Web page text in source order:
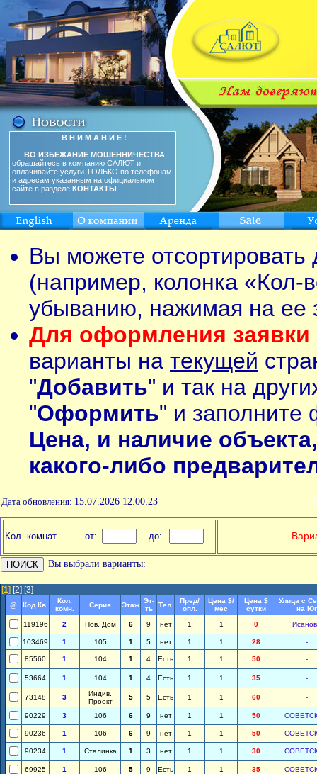
В Н И М А Н И Е !
ВО ИЗБЕЖАНИЕ МОШЕННИЧЕСТВА
обращайтесь в компанию САЛЮТ и
оплачивайте услуги ТОЛЬКО по телефонам
и адресам указанным на официальном
сайте в разделе КОНТАКТЫ
Вы можете
(например, колонка «Кол-
убыванию, нажимая на ее
Для оформления заявки
варианты на текущей
"Добавить" и так на
"Оформить" и заполните
Цена, и наличие
какого-либо
Дата обновления: 15.07.2026 12:00:23
Кол. комнат от: до:
Вы выбрали варианты:
[1] [2] [3]
@ Код Кв.
Кол.
комн.
Серия Этаж
Эт-
ть
Тел.
Пред/
опл.
Цена $/
мес
Цена $
сутки
Улица с
на Юг
119196
2 Нов. Дом 6 9 нет 1 1 0
103469 1 105 1 5 нет 1 1 28 -
85560 1 104 1 4 Есть 1 1 50 -
53664 1 104 1 4 Есть 1 1 35 -
73148 3
Индив.
Проект
5 5 Есть 1 1 60 -
90229 3 106 6 9 нет 1 1 50
90236 1 106 6 9 нет 1 1 50
90234 1 Сталинка 1 3 нет 1 1 30
69925 1 106 5 9 Есть 1 1 35